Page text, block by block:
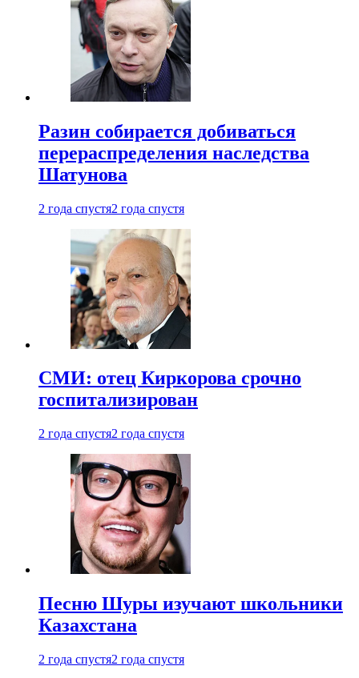
Разин собирается добиваться
перераспределения наследства
Шатунова
2 года спустя2 года спустя
СМИ: отец Киркорова срочно
госпитализирован
2 года спустя2 года спустя
Песню Шуры изучают школьники
Казахстана
2 года спустя2 года спустя